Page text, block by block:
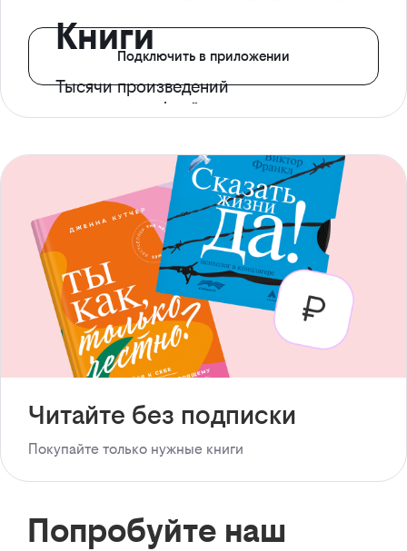
Книги
Тысячи произведений
с доступом офлайн
Подключить в приложении
Читайте без подписки
Покупайте только нужные книги
Попробуйте наш